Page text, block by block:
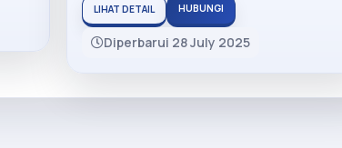
LIHAT DETAIL HUBUNGI
Diperbarui 28 July 2025